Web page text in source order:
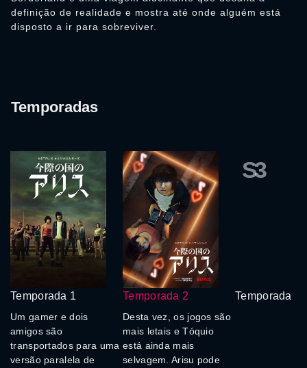
definição de realidade e mostra até onde alguém está
disposto a ir para sobreviver.
Temporadas
Temporada 1
Um gamer e dois
amigos são
transportados para uma
versão paralela de
Temporada 2
Desta vez, os jogos são
mais letais e Tóquio
está ainda mais
selvagem. Arisu pode
S3
Temporada 3